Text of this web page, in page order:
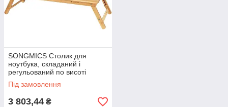
SONGMICS Столик для
ноутбука, складаний і
регульований по висоті
столик для ноутбуків, з
вентиляційними отворами,
Під замовлення
3 803,44 ₴